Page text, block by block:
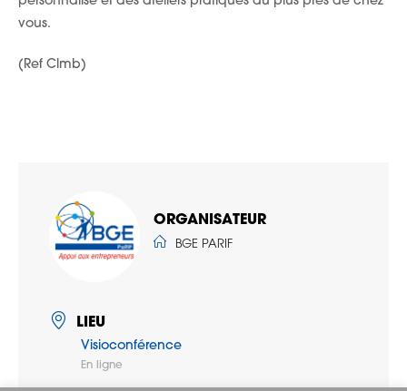
vous.
(Ref Clmb)
ORGANISATEUR
BGE PARIF
LIEU
Visioconférence
En ligne